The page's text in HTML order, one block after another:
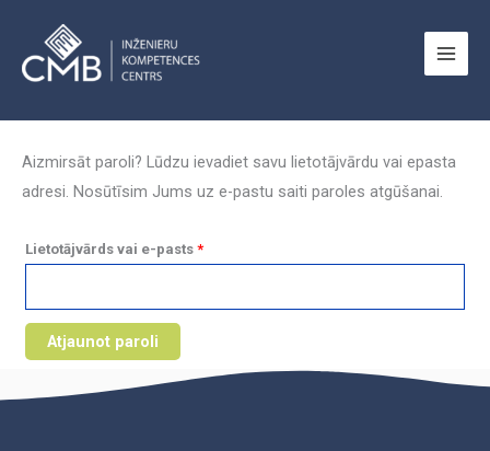
content
Aizmirsāt paroli? Lūdzu ievadiet savu lietotājvārdu vai epasta
adresi. Nosūtīsim Jums uz e-pastu saiti paroles atgūšanai.
Lietotājvārds vai e-pasts *
Atjaunot paroli